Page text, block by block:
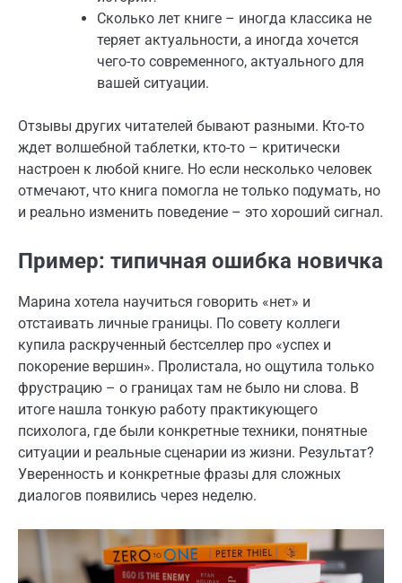
Сколько лет книге – иногда классика не
теряет актуальности, а иногда хочется
чего-то современного, актуального для
вашей ситуации.
Отзывы других читателей бывают разными. Кто-то
ждет волшебной таблетки, кто-то – критически
настроен к любой книге. Но если несколько человек
отмечают, что книга помогла не только подумать, но
и реально изменить поведение – это хороший сигнал.
Пример: типичная ошибка новичка
Марина хотела научиться говорить «нет» и
отстаивать личные границы. По совету коллеги
купила раскрученный бестселлер про «успех и
покорение вершин». Пролистала, но ощутила только
фрустрацию – о границах там не было ни слова. В
итоге нашла тонкую работу практикующего
психолога, где были конкретные техники, понятные
ситуации и реальные сценарии из жизни. Результат?
Уверенность и конкретные фразы для сложных
диалогов появились через неделю.